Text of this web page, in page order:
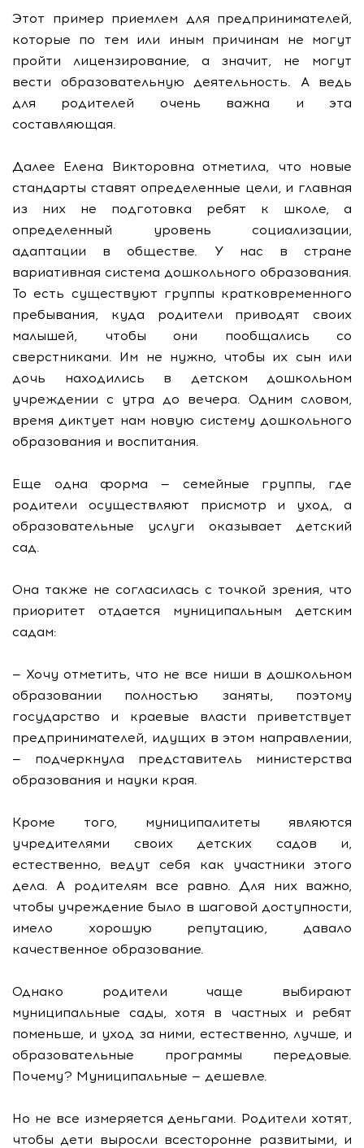
Этот пример приемлем для предпринимателей,
которые по тем или иным причинам не могут
пройти лицензирование, а значит, не могут
вести образовательную деятельность. А ведь
для родителей очень важна и эта
составляющая.
Далее Елена Викторовна отметила, что новые
стандарты ставят определенные цели, и главная
из них не подготовка ребят к школе, а
определенный уровень социализации,
адаптации в обществе. У нас в стране
вариативная система дошкольного образования.
То есть существуют группы кратковременного
пребывания, куда родители приводят своих
малышей, чтобы они пообщались со
сверстниками. Им не нужно, чтобы их сын или
дочь находились в детском дошкольном
учреждении с утра до вечера. Одним словом,
время диктует нам новую систему дошкольного
образования и воспитания.
Еще одна форма — семейные группы, где
родители осуществляют присмотр и уход, а
образовательные услуги оказывает детский
сад.
Она также не согласилась с точкой зрения, что
приоритет отдается муниципальным детским
садам:
— Хочу отметить, что не все ниши в дошкольном
образовании полностью заняты, поэтому
государство и краевые власти приветствует
предпринимателей, идущих в этом направлении,
— подчеркнула представитель министерства
образования и науки края.
Кроме того, муниципалитеты являются
учредителями своих детских садов и,
естественно, ведут себя как участники этого
дела. А родителям все равно. Для них важно,
чтобы учреждение было в шаговой доступности,
имело хорошую репутацию, давало
качественное образование.
Однако родители чаще выбирают
муниципальные сады, хотя в частных и ребят
поменьше, и уход за ними, естественно, лучше, и
образовательные программы передовые.
Почему? Муниципальные — дешевле.
Но не все измеряется деньгами. Родители хотят,
чтобы дети выросли всесторонне развитыми, и